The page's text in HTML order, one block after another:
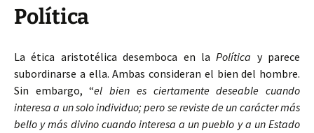
Política
La ética aristotélica desemboca en laPolítica y parece
subordinarse a ella. Ambas consideran el bien del hombre.
Sin embargo, “el bien es ciertamente deseable cuando
interesa a un solo individuo; pero se reviste de un carácter más
bello y más divino cuando interesa a un pueblo y a un Estado